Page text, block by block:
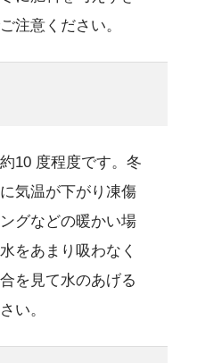
注意ください。
10 度程度です。冬
気温が下がり凍傷
グなどの暖かい場
をあまり吸わなく
を見て水のあげる
い。